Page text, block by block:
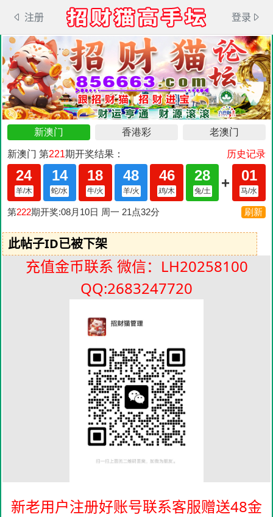
注册 登录
此帖子ID已被下架
充值金币联系 微信：LH20258100
QQ:2683247720
新老用户注册好账号联系客服赠送48金